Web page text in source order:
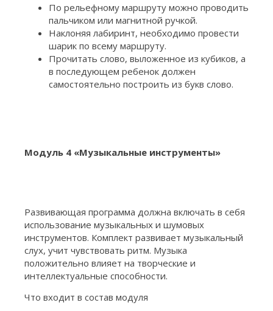
По рельефному маршруту можно проводить
пальчиком или магнитной ручкой.
Наклоняя лабиринт, необходимо провести
шарик по всему маршруту.
Прочитать слово, выложенное из кубиков, а
в последующем ребенок должен
самостоятельно построить из букв слово.
Модуль 4 «Музыкальные инструменты»
Развивающая программа должна включать в себя
использование музыкальных и шумовых
инструментов. Комплект развивает музыкальный
слух, учит чувствовать ритм. Музыка
положительно влияет на творческие и
интеллектуальные способности.
Что входит в состав модуля